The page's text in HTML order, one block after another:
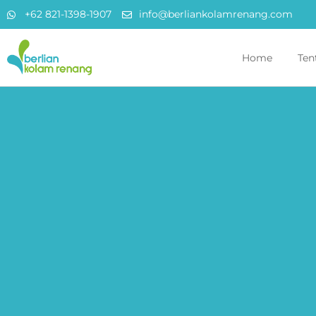
+62 821-1398-1907 info@berliankolamrenang.com
Home